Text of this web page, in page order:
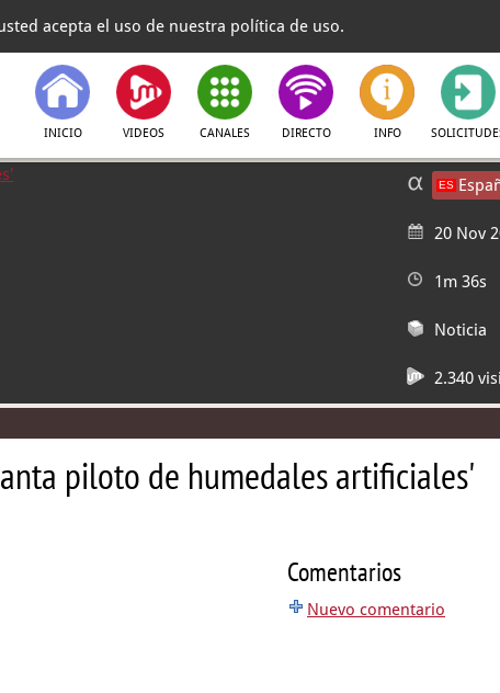
acepta el uso de nuestra política de uso.
INICIO VIDEOS CANALES DIRECTO INFO
20 Nov
1m 36s
Noticia
2.340
piloto de humedales artificiales'
Comentarios
Nuevo comentario